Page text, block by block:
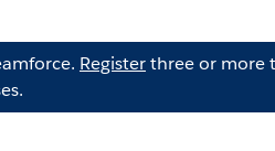
Registerthree or more